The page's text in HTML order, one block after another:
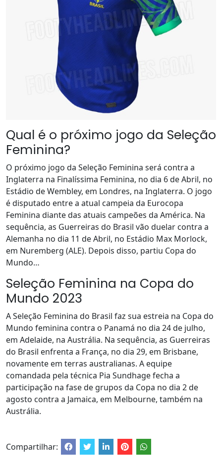
Qual é o próximo jogo da Seleção
Feminina?
O próximo jogo da Seleção Feminina será contra a
Inglaterra na Finalíssima Feminina, no dia 6 de Abril, no
Estádio de Wembley, em Londres, na Inglaterra. O jogo
é disputado entre a atual campeia da Eurocopa
Feminina diante das atuais campeões da América. Na
sequência, as Guerreiras do Brasil vão duelar contra a
Alemanha no dia 11 de Abril, no Estádio Max Morlock,
em Nuremberg (ALE). Depois disso, partiu Copa do
Mundo…
Seleção Feminina na Copa do
Mundo 2023
A Seleção Feminina do Brasil faz sua estreia na Copa do
Mundo feminina contra o Panamá no dia 24 de julho,
em Adelaide, na Austrália. Na sequência, as Guerreiras
do Brasil enfrenta a França, no dia 29, em Brisbane,
novamente em terras australianas. A equipe
comandada pela técnica Pia Sundhage fecha a
participação na fase de grupos da Copa no dia 2 de
agosto contra a Jamaica, em Melbourne, também na
Austrália.
Compartilhar: